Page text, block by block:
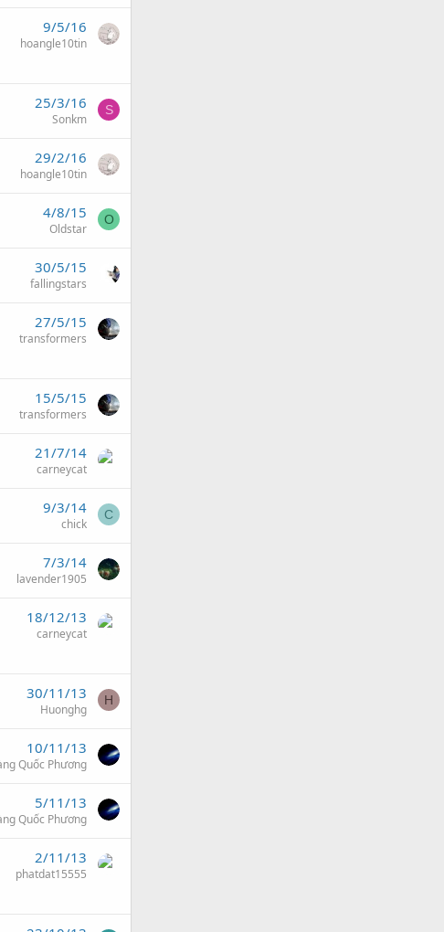
9/5/16
hoangle10tin
25/3/16
Sonkm
S
29/2/16
hoangle10tin
4/8/15
Oldstar
O
30/5/15
fallingstars
27/5/15
transformers
15/5/15
transformers
21/7/14
carneycat
9/3/14
chick
C
7/3/14
lavender1905
18/12/13
carneycat
30/11/13
Huonghg
H
10/11/13
Quốc Phương
5/11/13
Quốc Phương
2/11/13
phatdat15555